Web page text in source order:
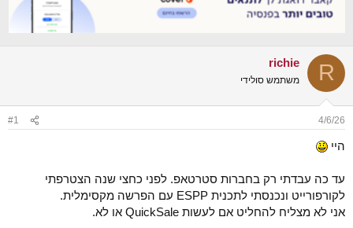
ח
ה
ש
א
ס
ם
א
ר
ך
R
richie
משתמש סולידי
4/6/26
#1
היי
עד כה עבדתי רק בחברות סטרטאפ. לפני כחצי שנה הצטרפתי
לקורפורייט ונכנסתי לתכנית ESPP עם הפרשה מקסימלית.
אני לא מצליח להחליט אם לעשות QuickSale או לא.